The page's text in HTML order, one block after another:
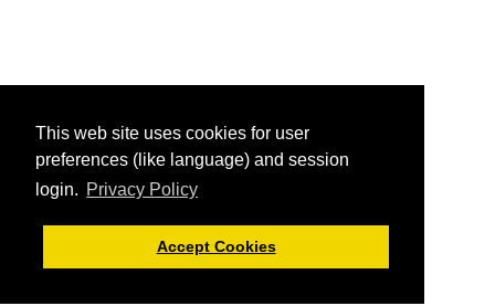
This web site uses cookies for user
preferences (like language) and session
login. Privacy Policy
Accept Cookies